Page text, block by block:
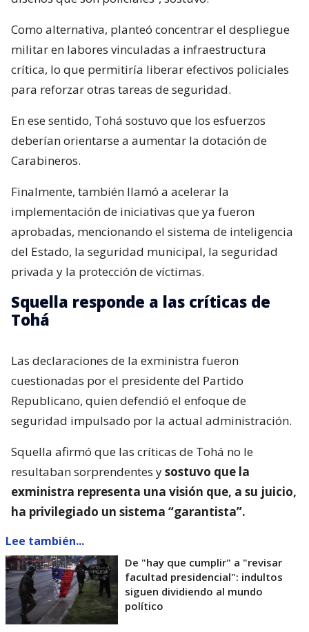
Como alternativa, planteó concentrar el despliegue
militar en labores vinculadas a infraestructura
crítica, lo que permitiría liberar efectivos policiales
para reforzar otras tareas de seguridad.
En ese sentido, Tohá sostuvo que los esfuerzos
deberían orientarse a aumentar la dotación de
Carabineros.
Finalmente, también llamó a acelerar la
implementación de iniciativas que ya fueron
aprobadas, mencionando el sistema de inteligencia
del Estado, la seguridad municipal, la seguridad
privada y la protección de víctimas.
Squella responde a las críticas de
Tohá
Las declaraciones de la exministra fueron
cuestionadas por el presidente del Partido
Republicano, quien defendió el enfoque de
seguridad impulsado por la actual administración.
Squella afirmó que las críticas de Tohá no le
resultaban sorprendentes ysostuvo que la
exministra representa una visión que, a su juicio,
ha privilegiado un sistema “garantista”.
Lee también...
De "hay que cumplir" a "revisar
facultad presidencial": indultos
siguen dividiendo al mundo
político